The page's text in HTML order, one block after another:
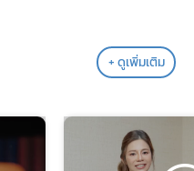
+ ดูเพิ่มเติม